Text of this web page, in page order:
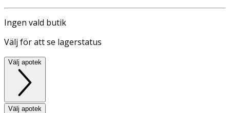
Ingen vald butik
Välj för att se lagerstatus
Välj apotek
Välj apotek